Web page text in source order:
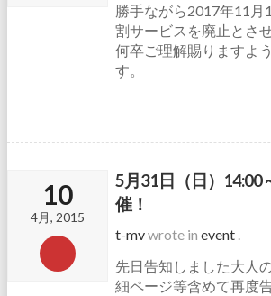
勝手ながら2017年11月
割サービスを廃止とさ
何卒ご理解賜りますよ
す。
10
4月, 2015
5月31日（日）14:00
催！
t-mvwrote in event .
先日告知しました大人
細ページ等含めて再度